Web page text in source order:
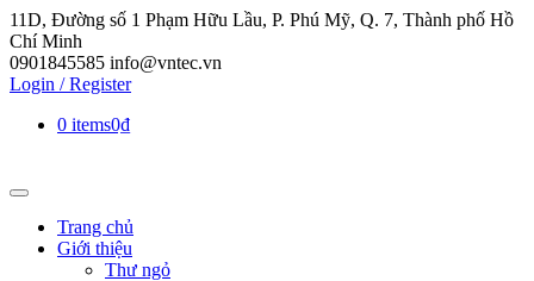
11D, Đường số 1 Phạm Hữu Lầu, P. Phú Mỹ, Q. 7, Thành phố Hồ
Chí Minh
0901845585 info@vntec.vn
Login / Register
0 items0₫
Trang chủ
Giới thiệu
Thư ngỏ